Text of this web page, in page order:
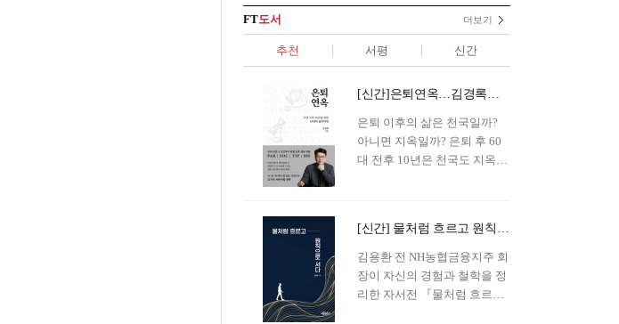
FT도서 더보기
추천 서평 신간
[신간]은퇴연옥…김경록의 은퇴 후 삶의 나침반
은퇴 이후의 삶은 천국일까?
아니면 지옥일까? 은퇴 후 60
대 전후 10년은 천국도 지옥도
은퇴 설계를 가이드해 온 김경
록 옵투스자산운용의 고문이
신간 『은퇴연옥』을 내놓았
다.단테는 지옥을 '모든 희망을
[신간] 물처럼 흐르고 원칙으로 서다…김용환의 통찰을 담다
김용환 전 NH농협금융지주 회
장이 자신의 경험과 철학을 정
리한 자서전 『물처럼 흐르고